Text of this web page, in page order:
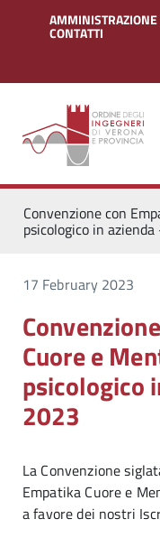
AMMINISTRAZIONE
CONTATTI
Convenzione con
psicologico in
17 February 2023
Cuore e
psicologico
2023
La Convenzione
Empatika Cuore e
a favore dei nostri